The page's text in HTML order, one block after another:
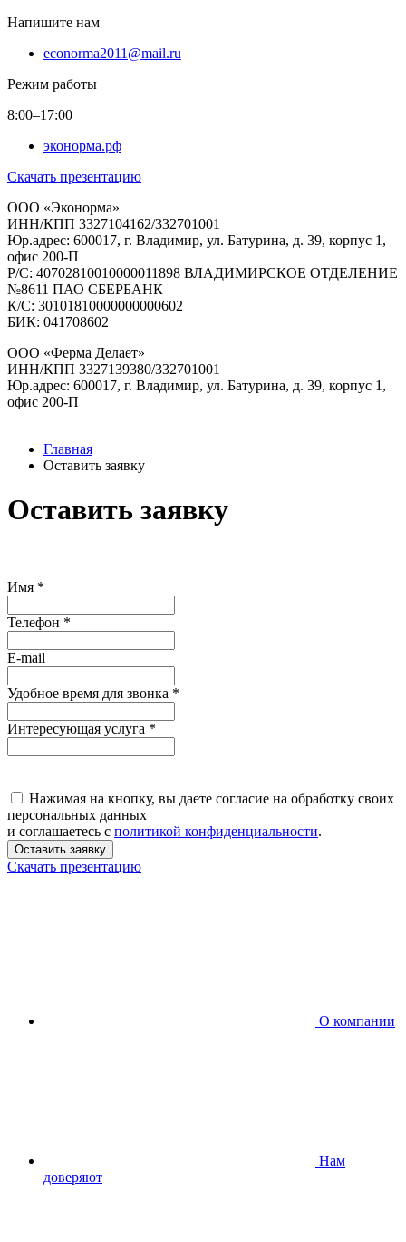
Напишите нам
econorma2011@mail.ru
Режим работы
8:00–17:00
эконорма.рф
Скачать презентацию
ООО «Эконорма»
ИНН/КПП 3327104162/332701001
Юр.адрес: 600017, г. Владимир, ул. Батурина, д. 39, корпус 1,
офис 200-П
Р/C: 40702810010000011898 ВЛАДИМИРСКОЕ ОТДЕЛЕНИЕ
№8611 ПАО СБЕРБАНК
К/С: 30101810000000000602
БИК: 041708602
ООО «Ферма Делает»
ИНН/КПП 3327139380/332701001
Юр.адрес: 600017, г. Владимир, ул. Батурина, д. 39, корпус 1,
офис 200-П
Главная
Оставить заявку
Оставить заявку
Имя *
Телефон *
E-mail
Удобное время для звонка *
Интересующая услуга *
Нажимая на кнопку, вы даете согласие на обработку своих
персональных данных
и соглашаетесь с политикой конфиденциальности.
Оставить заявку
Скачать презентацию
О компании
Нам
доверяют